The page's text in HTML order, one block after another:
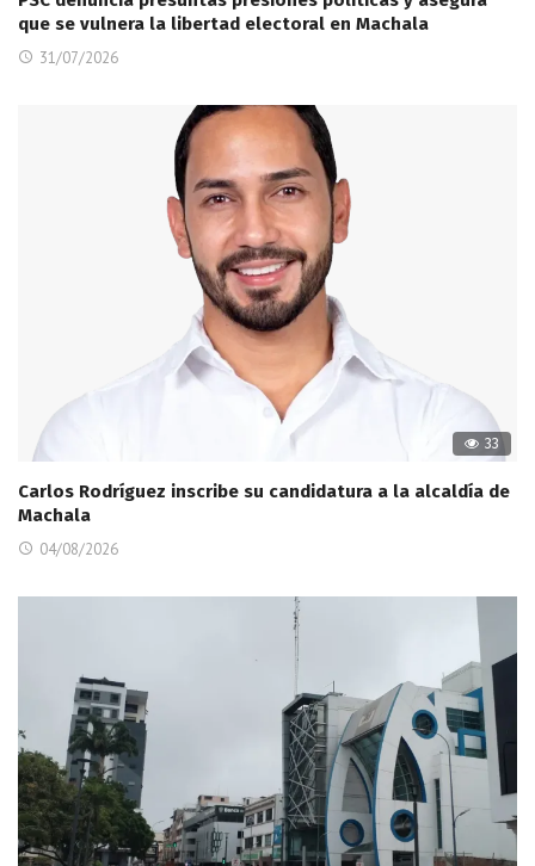
que se vulnera la libertad electoral en Machala
31/07/2026
33
Carlos Rodríguez inscribe su candidatura a la alcaldía de
Machala
04/08/2026